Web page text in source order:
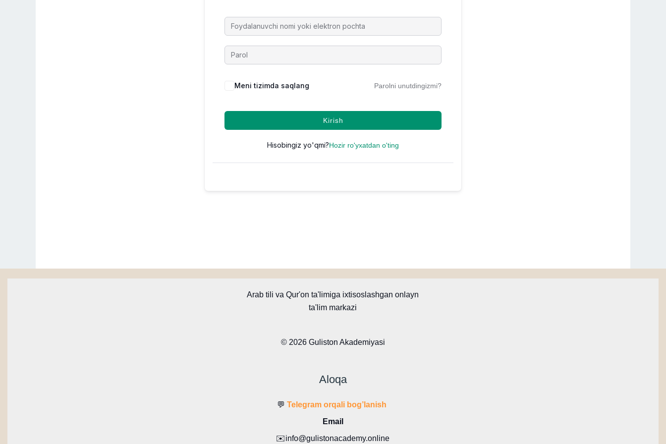
Meni tizimda saqlang Parolni unutdingizmi?
Kirish
Hisobingiz yo'qmi?Hozir ro'yxatdan o'ting
Arab tili va Qur'on ta'limiga ixtisoslashgan onlayn
ta'lim markazi
© 2026 Guliston Akademiyasi
Aloqa
💬Telegram orqali bog’lanish
Email
✉️info@gulistonacademy.online